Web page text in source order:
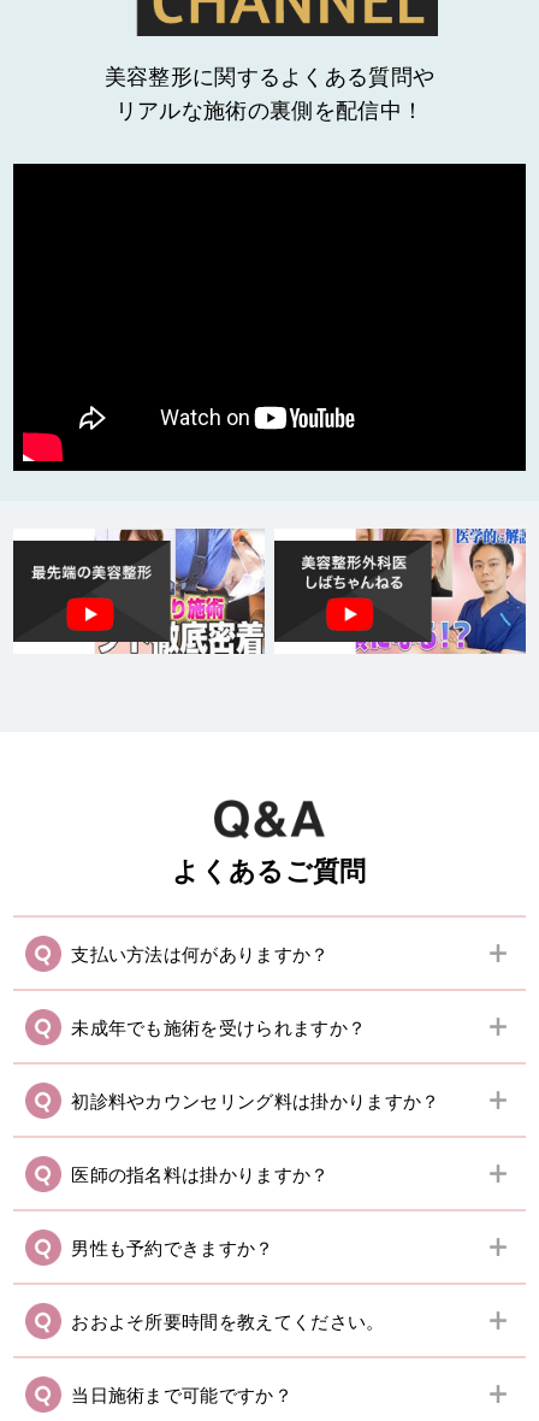
24時間365日
美容整形に関するよくある質問や
リアルな施術の裏側を配信中！
よくあるご質問
支払い方法は何がありますか？
未成年でも施術を受けられますか？
初診料やカウンセリング料は掛かりますか？
医師の指名料は掛かりますか？
男性も予約できますか？
おおよそ所要時間を教えてください。
当日施術まで可能ですか？